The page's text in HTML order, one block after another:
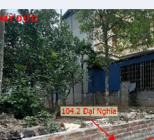
MỸ ĐỨC